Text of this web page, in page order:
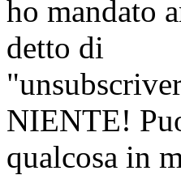
ho mandato
detto di
NIENTE!
qualcosa in